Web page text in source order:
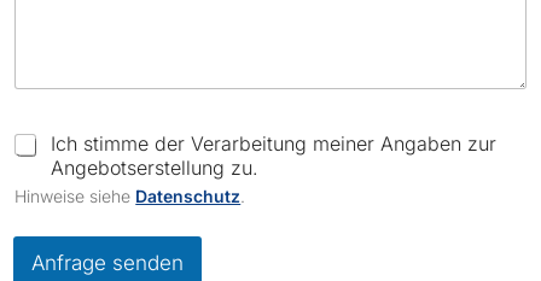
s
C
h
e
c
k
Ich stimme der Verarbeitung meiner Angaben zur
Angebotserstellung zu.
Hinweise siehe Datenschutz
Anfrage senden